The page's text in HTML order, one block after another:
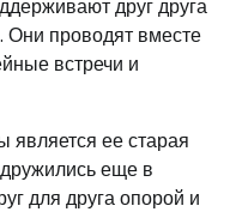
друг друга
проводят вместе
встречи и
является ее старая
еще в
для друга опорой и